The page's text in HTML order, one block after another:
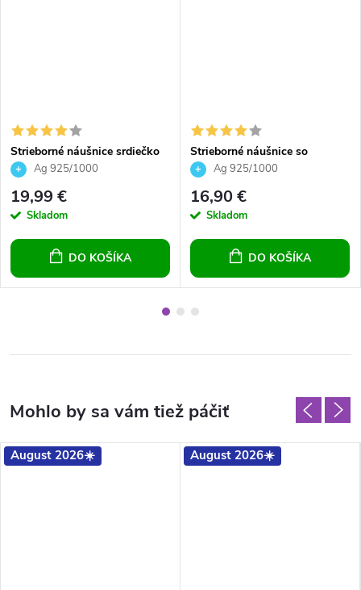
Strieborné náušnice srdiečko
Crystals 14mm číre pre
Ag 925/1000
19,99 €
Skladom
DO KOŠÍKA
Strieborné náušnice so
srdiečkom 10mm Crystal
Ag 925/1000
16,90 €
Skladom
DO KOŠÍKA
August 2026☀️ August 2026☀️